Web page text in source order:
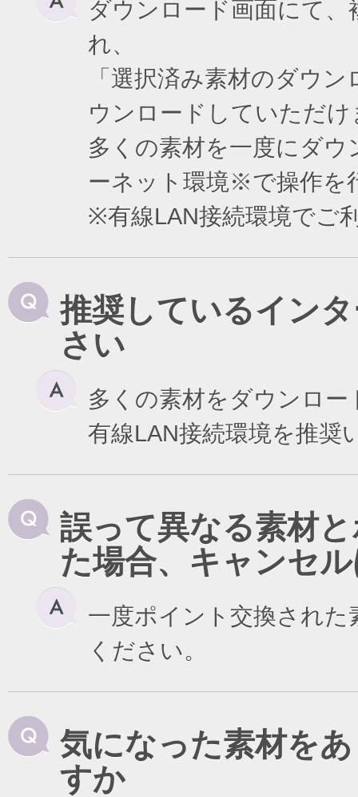
ダウンロード画面にて
れ、
「選択済み素材のダウ
ウンロードしていただけ
多くの素材を一度にダ
ーネット環境※で操作を
※有線LAN接続環境でご
推奨しているイン
さい
多くの素材をダウンロ
有線LAN接続環境を推奨
誤って異なる素材
た場合、キャンセ
一度ポイント交換され
ください。
気になった素材を
すか